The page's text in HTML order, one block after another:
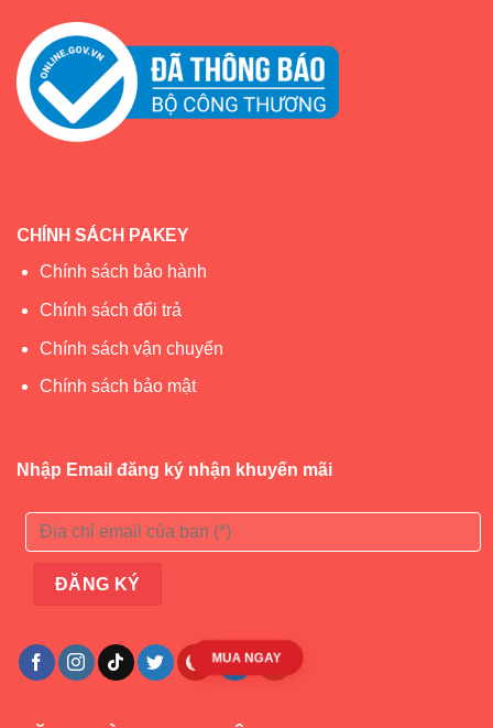
Chất liệu cao cấp, bền bỉ
– Lưới chắn cầu thang LT02 được làm từ vải sợi tổng
hợp được tuyển chọn kỹ càng, có độ dai và bền chắc lý
tưởng, tuổi thọ cao dù dùng trong nhà hay ngoài trời.
CHÍNH SÁCH PAKEY
Chính sách bảo hành
Chính sách đổi trả
Chính sách vận chuyển
Chính sách bảo mật
Nhập Email đăng ký nhận khuyến mãi
MUA NGAY